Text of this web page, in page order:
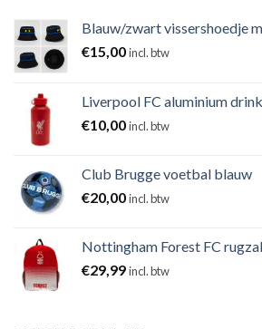
Blauw/zwart vissershoedje
€15,00incl. btw
Liverpool FC aluminium
€10,00incl. btw
Club Brugge voetbal blauw
€20,00incl. btw
Nottingham Forest FC
€29,99incl. btw